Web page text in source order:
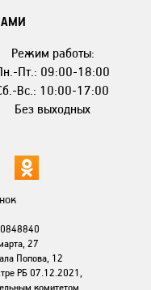
Режим работы:
Пт.: 09:00-18:00
Вс.: 10:00-17:00
Без выходных
27
Попова, 12
РБ 07.12.2021,
комитетом